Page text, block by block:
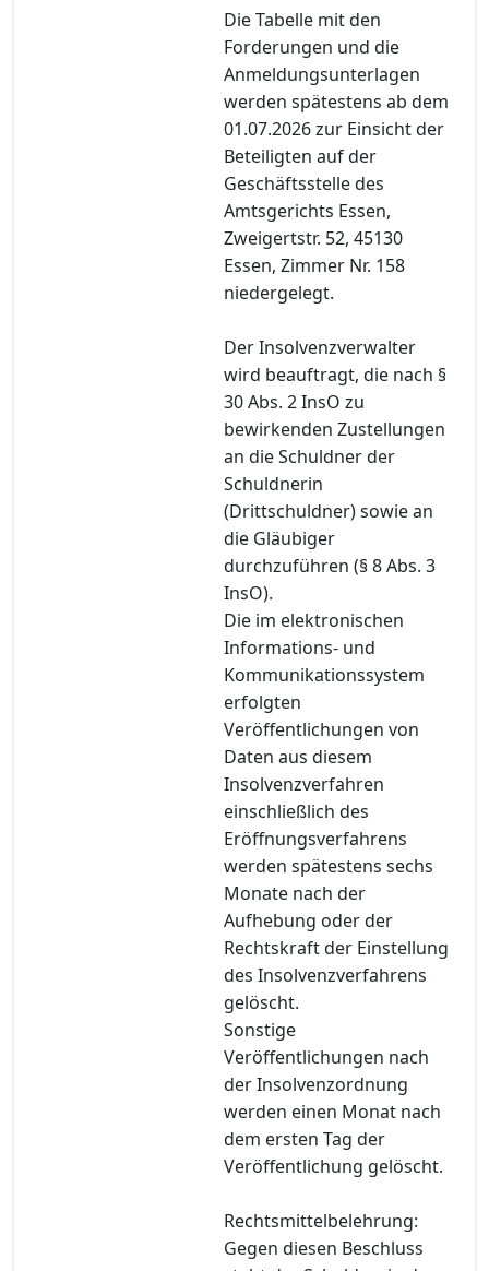
Die Tabelle mit den
Forderungen und die
Anmeldungsunterlagen
werden spätestens ab dem
01.07.2026 zur Einsicht der
Beteiligten auf der
Geschäftsstelle des
Amtsgerichts Essen,
Zweigertstr. 52, 45130
Essen, Zimmer Nr. 158
niedergelegt.
Der Insolvenzverwalter
wird beauftragt, die nach §
30 Abs. 2 InsO zu
bewirkenden Zustellungen
an die Schuldner der
Schuldnerin
(Drittschuldner) sowie an
die Gläubiger
durchzuführen (§ 8 Abs. 3
InsO).
Die im elektronischen
Informations- und
Kommunikationssystem
erfolgten
Veröffentlichungen von
Daten aus diesem
Insolvenzverfahren
einschließlich des
Eröffnungsverfahrens
werden spätestens sechs
Monate nach der
Aufhebung oder der
Rechtskraft der Einstellung
des Insolvenzverfahrens
gelöscht.
Sonstige
Veröffentlichungen nach
der Insolvenzordnung
werden einen Monat nach
dem ersten Tag der
Veröffentlichung gelöscht.
Rechtsmittelbelehrung:
Gegen diesen Beschluss